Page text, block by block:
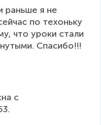
раньше я не
по техоньку
что уроки стали
Спасибо!!!
с